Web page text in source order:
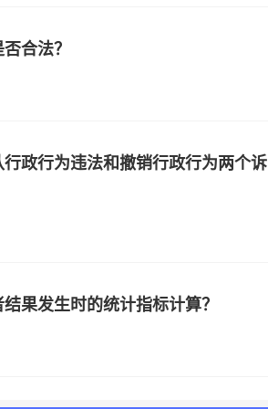
合法？
政行为违法和撤销行政行为两个诉
果发生时的统计指标计算？